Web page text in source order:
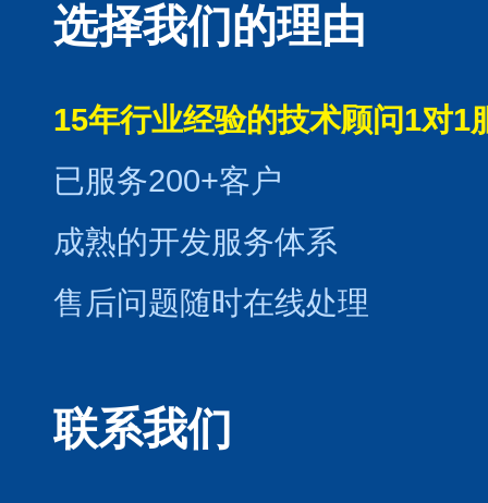
选择我们的理由
15年行业经验的技术顾问1对1
已服务200+客户
成熟的开发服务体系
售后问题随时在线处理
联系我们